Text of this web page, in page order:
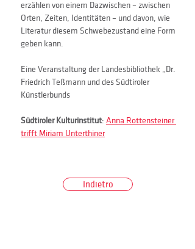
erzählen von einem Dazwischen – zwischen
Orten, Zeiten, Identitäten – und davon, wie
Literatur diesem Schwebezustand eine Form
geben kann.
Eine Veranstaltung der Landesbibliothek „Dr.
Friedrich Teßmann und des Südtiroler
Künstlerbunds
Südtiroler Kulturinstitut: Anna Rottensteiner
trifft Miriam Unterthiner
Indietro